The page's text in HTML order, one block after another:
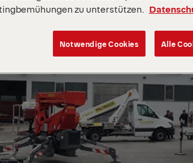
zu unterstützen.
Notwendige Cookies Alle